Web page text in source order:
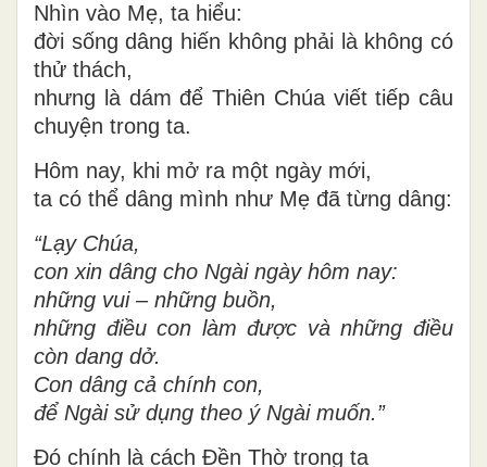
Nhìn vào Mẹ, ta hiểu:
đời sống dâng hiến không phải là không có
thử thách,
nhưng là dám để Thiên Chúa viết tiếp câu
chuyện trong ta.
Hôm nay, khi mở ra một ngày mới,
ta có thể dâng mình như Mẹ đã từng dâng:
“Lạy Chúa,
con xin dâng cho Ngài ngày hôm nay:
những vui – những buồn,
những điều con làm được và những điều
còn dang dở.
Con dâng cả chính con,
để Ngài sử dụng theo ý Ngài muốn.”
Đó chính là cách Đền Thờ trong ta